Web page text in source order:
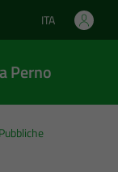
Lingua attiva:
ITA
Perno